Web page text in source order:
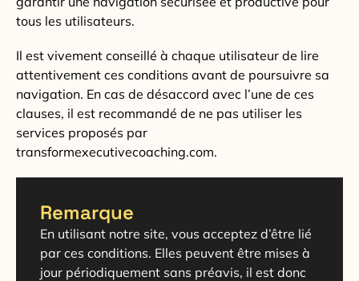
tous les utilisateurs.
Il est vivement conseillé à chaque utilisateur de lire
attentivement ces conditions avant de poursuivre sa
navigation. En cas de désaccord avec l’une de ces
clauses, il est recommandé de ne pas utiliser les
services proposés par
transformexecutivecoaching.com.
Remarque
En utilisant notre site, vous acceptez d’être lié
par ces conditions. Elles peuvent être mises à
jour périodiquement sans préavis, il est donc